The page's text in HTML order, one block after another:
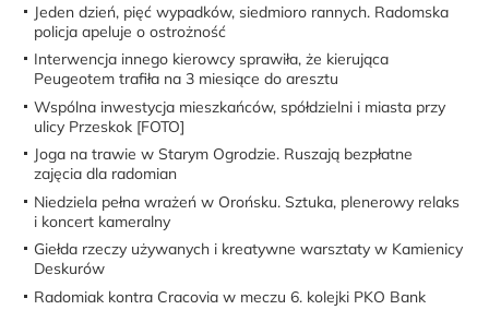
Jeden dzień, pięć wypadków, siedmioro rannych. Radomska
policja apeluje o ostrożność
Interwencja innego kierowcy sprawiła, że kierująca
Peugeotem trafiła na 3 miesiące do aresztu
Wspólna inwestycja mieszkańców, spółdzielni i miasta przy
ulicy Przeskok [FOTO]
Joga na trawie w Starym Ogrodzie. Ruszają bezpłatne
zajęcia dla radomian
Niedziela pełna wrażeń w Orońsku. Sztuka, plenerowy relaks
i koncert kameralny
Giełda rzeczy używanych i kreatywne warsztaty w Kamienicy
Deskurów
Radomiak kontra Cracovia w meczu 6. kolejki PKO Bank